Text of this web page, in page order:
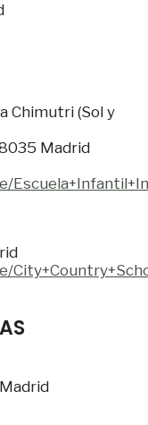
Chimutri (Sol y
Madrid